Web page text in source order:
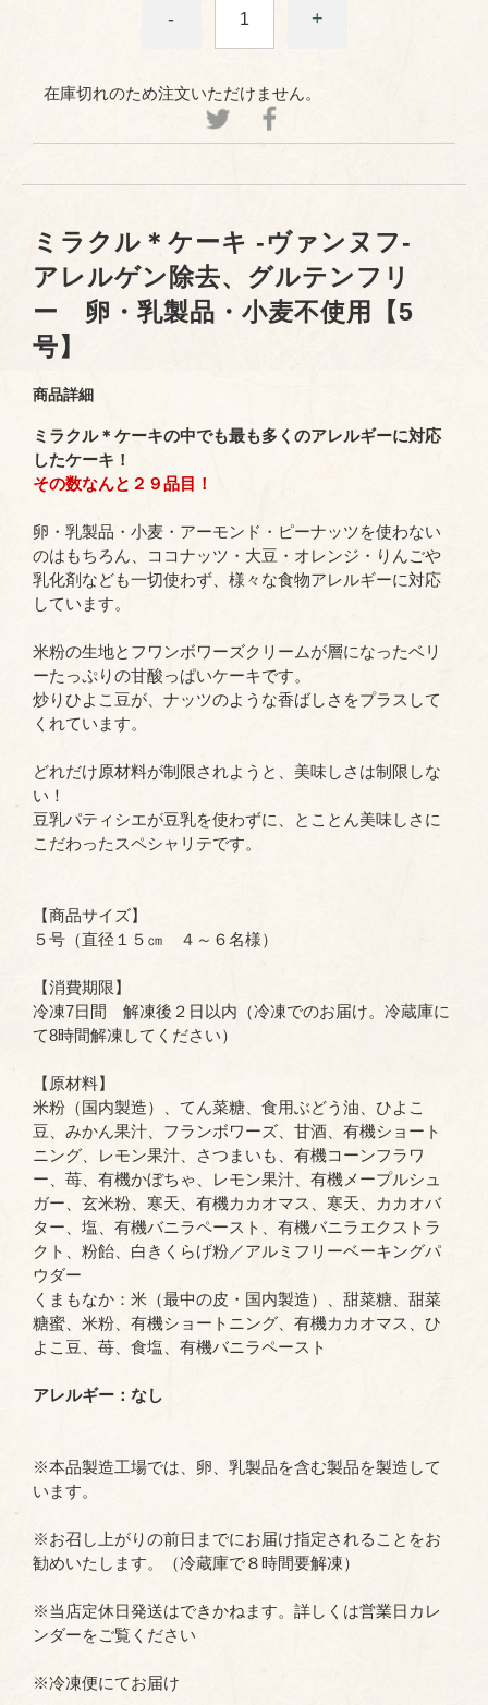
- +
在庫切れのため注文いただけません。
ミラクル＊ケーキ -ヴァンヌフ-
アレルゲン除去、グルテンフリ
ー 卵・乳製品・小麦不使用【5
号】
商品詳細
ミラクル＊ケーキの中でも最も多くのアレルギーに対応
したケーキ！
その数なんと２９品目！
卵・乳製品・小麦・アーモンド・ピーナッツを使わない
のはもちろん、ココナッツ・大豆・オレンジ・りんごや
乳化剤なども一切使わず、様々な食物アレルギーに対応
しています。
米粉の生地とフワンボワーズクリームが層になったベリ
ーたっぷりの甘酸っぱいケーキです。
炒りひよこ豆が、ナッツのような香ばしさをプラスして
くれています。
どれだけ原材料が制限されようと、美味しさは制限しな
い！
豆乳パティシエが豆乳を使わずに、とことん美味しさに
こだわったスペシャリテです。
【商品サイズ】
５号（直径１５㎝ ４～６名様）
【消費期限】
冷凍7日間 解凍後２日以内（冷凍でのお届け。冷蔵庫に
て8時間解凍してください）
【原材料】
米粉（国内製造）、てん菜糖、食用ぶどう油、ひよこ
豆、みかん果汁、フランボワーズ、甘酒、有機ショート
ニング、レモン果汁、さつまいも、有機コーンフラワ
ー、苺、有機かぼちゃ、レモン果汁、有機メープルシュ
ガー、玄米粉、寒天、有機カカオマス、寒天、カカオバ
ター、塩、有機バニラペースト、有機バニラエクストラ
クト、粉飴、白きくらげ粉／アルミフリーベーキングパ
ウダー
くまもなか：米（最中の皮・国内製造）、甜菜糖、甜菜
糖蜜、米粉、有機ショートニング、有機カカオマス、ひ
よこ豆、苺、食塩、有機バニラペースト
アレルギー：なし
※本品製造工場では、卵、乳製品を含む製品を製造して
います。
※お召し上がりの前日までにお届け指定されることをお
勧めいたします。（冷蔵庫で８時間要解凍）
※当店定休日発送はできかねます。詳しくは営業日カレ
ンダーをご覧ください
※冷凍便にてお届け